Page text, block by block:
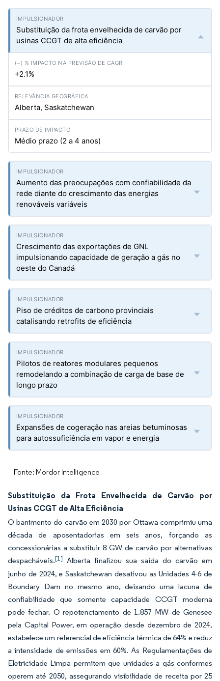
Substituição da frota envelhecida de carvão por
usinas CCGT de alta eficiência
+2.1%
Alberta, Saskatchewan
Médio prazo (2 a 4 anos)
Aumento das preocupações com confiabilidade da
rede diante do crescimento das energias
renováveis variáveis
Crescimento das exportações de GNL
impulsionando capacidade de geração a gás no
oeste do Canadá
Piso de créditos de carbono provinciais
catalisando retrofits de eficiência
Pilotos de reatores modulares pequenos
remodelando a combinação de carga de base de
longo prazo
Expansões de cogeração nas areias betuminosas
para autossuficiência em vapor e energia
Fonte: Mordor Intelligence
Substituição da Frota Envelhecida de Carvão por
Usinas CCGT de Alta Eficiência
O banimento do carvão em 2030 por Ottawa comprimiu uma
década de aposentadorias em seis anos, forçando as
concessionárias a substituir 8 GW de carvão por alternativas
despacháveis.[1] Alberta finalizou sua saída do carvão em
junho de 2024, e Saskatchewan desativou as Unidades 4-6 de
Boundary Dam no mesmo ano, deixando uma lacuna de
confiabilidade que somente capacidade CCGT moderna
pode fechar. O repotenciamento de 1.857 MW de Genesee
pela Capital Power, em operação desde dezembro de 2024,
estabelece um referencial de eficiência térmica de 64% e reduz
a intensidade de emissões em 60%. As Regulamentações de
Eletricidade Limpa permitem que unidades a gás conformes
operem até 2050, assegurando visibilidade de receita por 25